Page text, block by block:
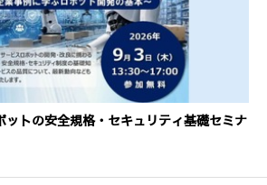
ットの安全規格・セキュリティ基礎セミナ